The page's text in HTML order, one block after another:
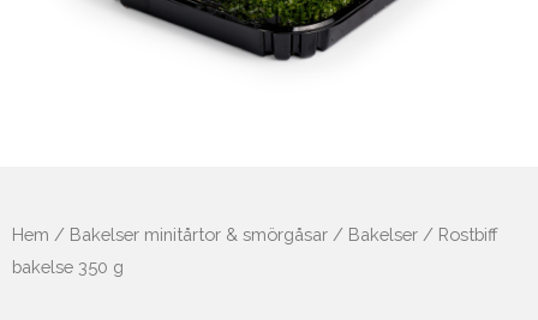
Hem / Bakelser minitårtor & smörgåsar / Bakelser / Rostbiff
bakelse 350 g